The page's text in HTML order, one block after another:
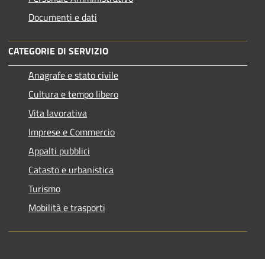
Documenti e dati
CATEGORIE DI SERVIZIO
Anagrafe e stato civile
Cultura e tempo libero
Vita lavorativa
Imprese e Commercio
Appalti pubblici
Catasto e urbanistica
Turismo
Mobilità e trasporti